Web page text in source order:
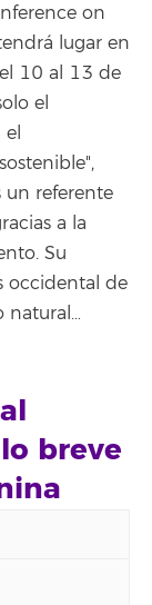
on
lugar en
10 al 13 de
el
un referente
a la
Su
occidental de
natural…
breve